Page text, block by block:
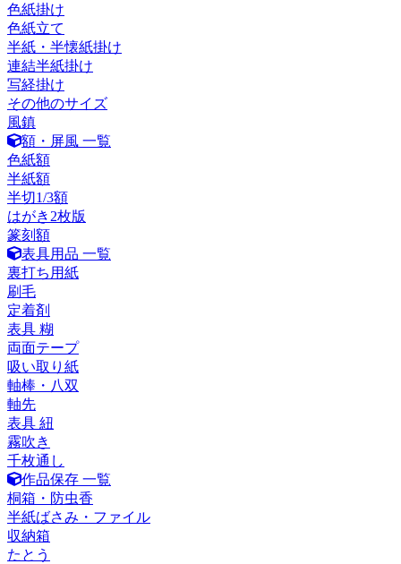
色紙掛け
色紙立て
半紙・半懐紙掛け
連結半紙掛け
写経掛け
その他のサイズ
風鎮
額・屏風 一覧
色紙額
半紙額
半切1/3額
はがき2枚版
篆刻額
表具用品 一覧
裏打ち用紙
刷毛
定着剤
表具 糊
両面テープ
吸い取り紙
軸棒・八双
軸先
表具 紐
霧吹き
千枚通し
作品保存 一覧
桐箱・防虫香
半紙ばさみ・ファイル
収納箱
たとう